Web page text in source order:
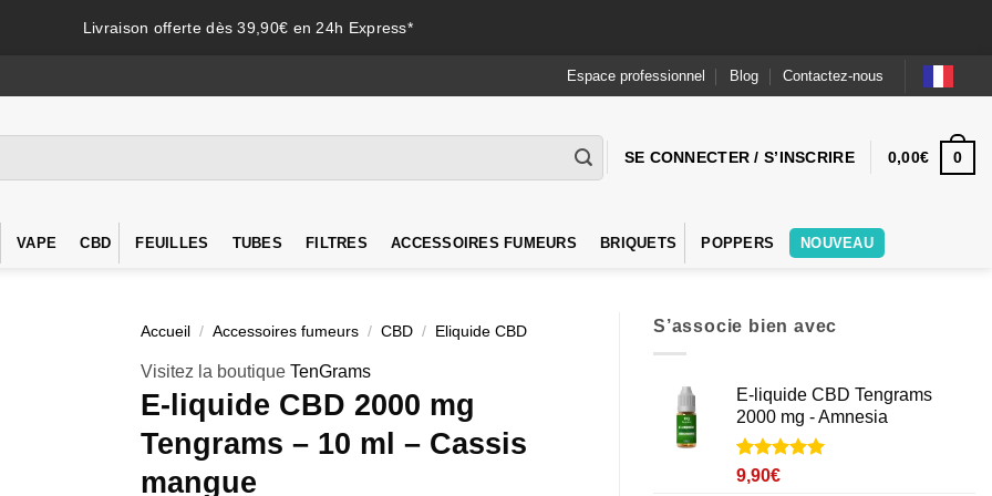
Livraison offerte dès 39,90€ en 24h Express*
Espace professionnel Blog Contactez-nous
SE CONNECTER / S’INSCRIRE 0,00€ 0
VAPE CBD FEUILLES TUBES FILTRES ACCESSOIRES FUMEURS BRIQUETS POPPERS NOUVEAU
Accueil / Accessoires fumeurs / CBD / Eliquide CBD
Visitez la boutique TenGrams
E-liquide CBD 2000 mg
Tengrams – 10 ml – Cassis
mangue
S’associe bien avec
E-liquide CBD Tengrams
2000 mg - Amnesia
Noté5
5 basé sur
3
9,90€